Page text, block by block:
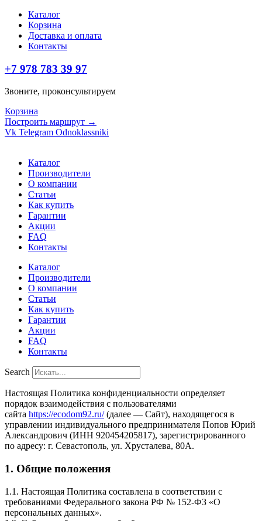
Каталог
Корзина
Доставка и оплата
Контакты
+7 978 783 39 97
Звоните, проконсультируем
Корзина
Построить маршрут →
Vk Telegram Odnoklassniki
Каталог
Производители
О компании
Статьи
Как купить
Гарантии
Акции
FAQ
Контакты
Каталог
Производители
О компании
Статьи
Как купить
Гарантии
Акции
FAQ
Контакты
Search
Настоящая Политика конфиденциальности определяет
порядок взаимодействия с пользователями
сайта https://ecodom92.ru/(далее — Сайт), находящегося в
управлении индивидуального предпринимателя Попов Юрий
Александрович (ИНН 920454205817), зарегистрированного
по адресу: г. Севастополь, ул. Хрусталева, 80А.
1. Общие положения
1.1. Настоящая Политика составлена в соответствии с
требованиями Федерального закона РФ № 152-ФЗ «О
персональных данных».